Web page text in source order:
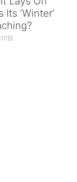
Its ‘Winter’
日